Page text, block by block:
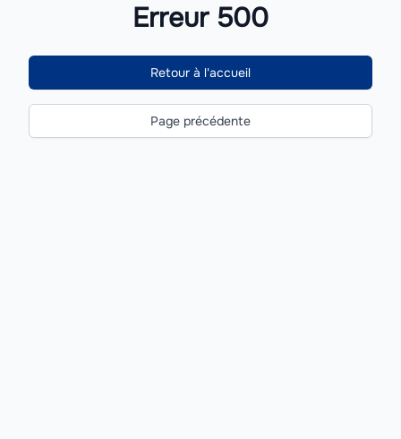
Erreur 500
Retour à l'accueil
Page précédente